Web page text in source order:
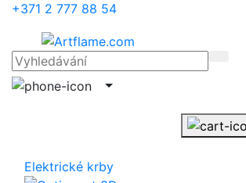
+371 2 777 88 54
Elektrické krby